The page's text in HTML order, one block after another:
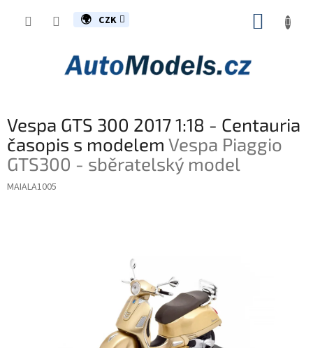
CZK
Vespa GTS 300 2017 1:18 - Centauria
časopis s modelem Vespa Piaggio
GTS300 - sběratelský model
MAIALA1005